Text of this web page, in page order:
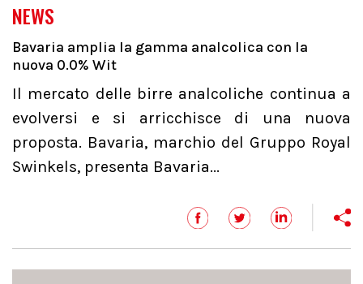
NEWS
Bavaria amplia la gamma analcolica con la
nuova 0.0% Wit
Il mercato delle birre analcoliche continua a
evolversi e si arricchisce di una nuova
proposta. Bavaria, marchio del Gruppo Royal
Swinkels, presenta Bavaria...